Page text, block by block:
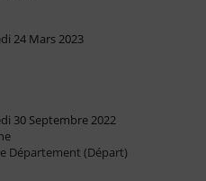
24 Mars 2023
30 Septembre 2022
Département (Départ)